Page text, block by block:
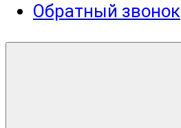
Обратный звонок